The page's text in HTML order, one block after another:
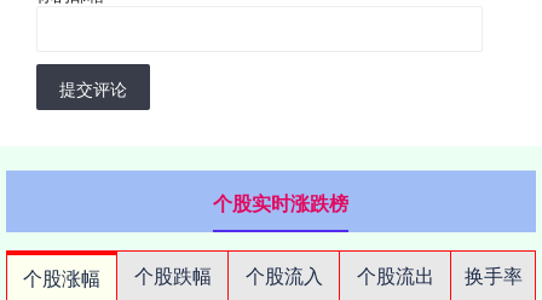
提交评论
个股实时涨跌榜
个股涨幅 个股跌幅 个股流入 个股流出
换手率